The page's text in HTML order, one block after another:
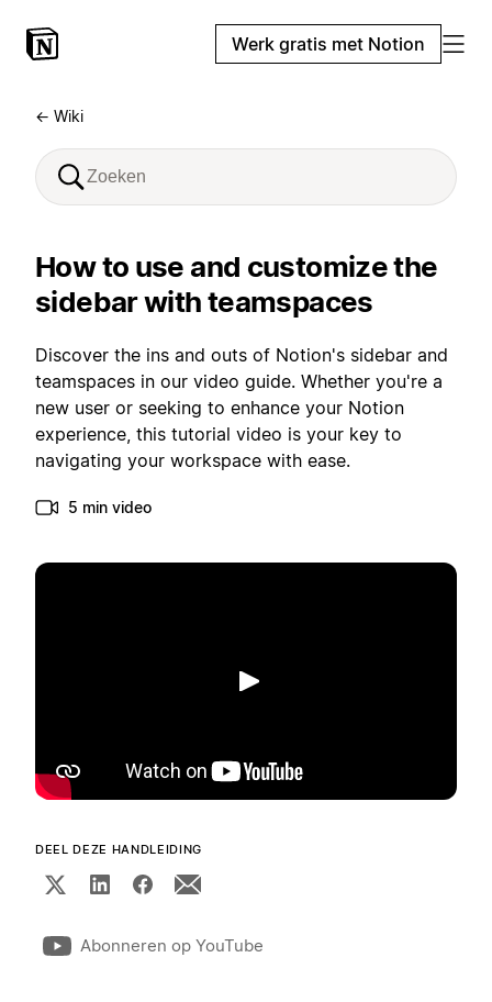
Werk gratis met Notion
← Wiki
How to use and customize the
sidebar with teamspaces
Discover the ins and outs of Notion's sidebar and
teamspaces in our video guide. Whether you're a
new user or seeking to enhance your Notion
experience, this tutorial video is your key to
navigating your workspace with ease.
5 min video
Afspelen
DEEL DEZE HANDLEIDING
Abonneren op YouTube